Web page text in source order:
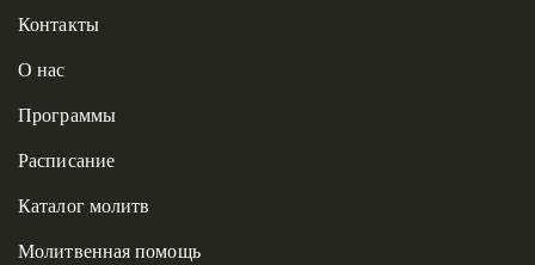
Контакты
О нас
Программы
Расписание
Каталог молитв
Молитвенная помощь